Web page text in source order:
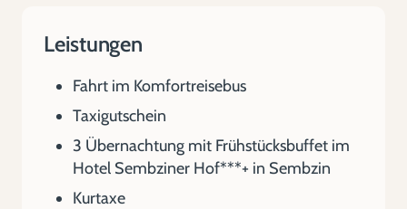
Leistungen
Fahrt im Komfortreisebus
Taxigutschein
3 Übernachtung mit Frühstücksbuffet im
Hotel Sembziner Hof***+ in Sembzin
Kurtaxe